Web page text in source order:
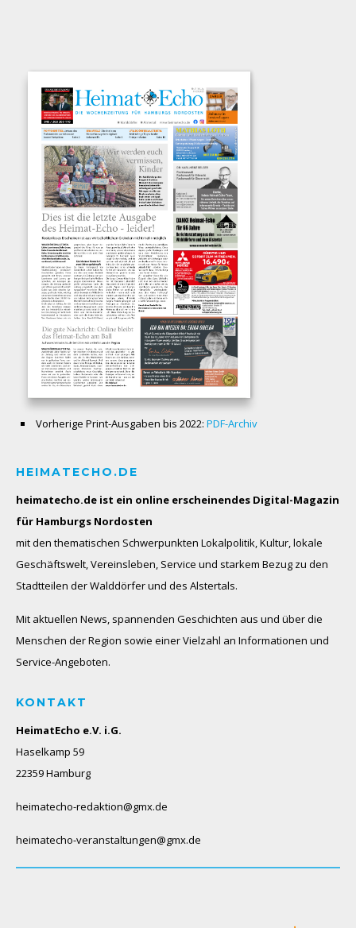
Vorherige Print-Ausgaben bis 2022: PDF-Archiv
HEIMATECHO.DE
heimatecho.de ist ein online erscheinendes Digital-Magazin
für Hamburgs Nordosten
mit den thematischen Schwerpunkten Lokalpolitik, Kultur, lokale
Geschäftswelt, Vereinsleben, Service und starkem Bezug zu den
Stadtteilen der Walddörfer und des Alstertals.
Mit aktuellen News, spannenden Geschichten aus und über die
Menschen der Region sowie einer Vielzahl an Informationen und
Service-Angeboten.
KONTAKT
HeimatEcho e.V. i.G.
Haselkamp 59
22359 Hamburg
heimatecho-redaktion@gmx.de
heimatecho-veranstaltungen@gmx.de